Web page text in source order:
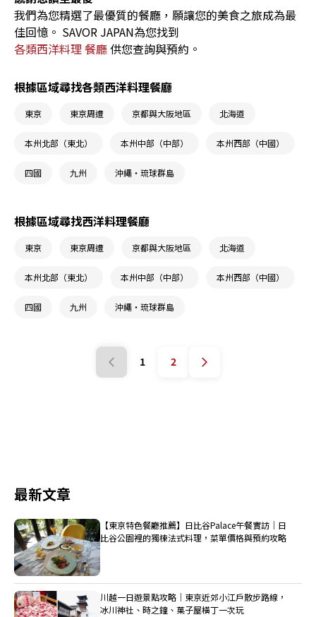
我們為您精選了最優質的餐廳，願讓您的美食之旅成為最
佳回憶。 SAVOR JAPAN為您找到
各類西洋料理 餐廳供您查詢與預約。
根據區域尋找各類西洋料理餐廳
東京 東京周遭 京都與大阪地區 北海道
本州北部（東北） 本州中部（中部） 本州西部（中國）
四國 九州 沖繩・琉球群島
根據區域尋找西洋料理餐廳
東京 東京周遭 京都與大阪地區 北海道
本州北部（東北） 本州中部（中部） 本州西部（中國）
四國 九州 沖繩・琉球群島
1 2
最新文章
【東京特色餐廳推薦】日比谷Palace午餐實訪｜日
比谷公園裡的獨棟法式料理，菜單價格與預約攻略
川越一日遊景點攻略｜東京近郊小江戶散步路線，
冰川神社、時之鐘、菓子屋橫丁一次玩